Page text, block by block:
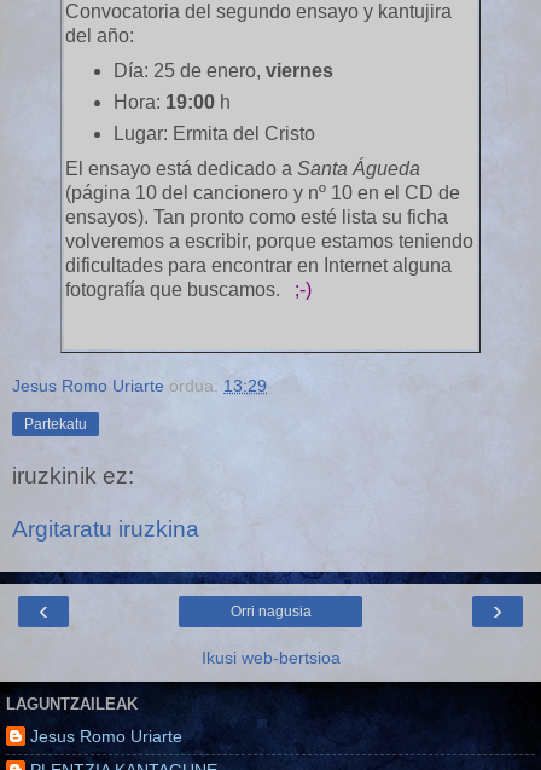
Convocatoria del segundo ensayo y kantujira
del año:
Día: 25 de enero, viernes
Hora: 19:00h
Lugar: Ermita del Cristo
El ensayo está dedicado a Santa Águeda
(página 10 del cancionero y nº 10 en el CD de
ensayos). Tan pronto como esté lista su ficha
volveremos a escribir, porque estamos teniendo
dificultades para encontrar en Internet alguna
fotografía que buscamos. ;-)
Jesus Romo Uriarte ordua: 13:29
Partekatu
iruzkinik ez:
Argitaratu iruzkina
‹ ›
Orri nagusia
Ikusi web-bertsioa
LAGUNTZAILEAK
Jesus Romo Uriarte